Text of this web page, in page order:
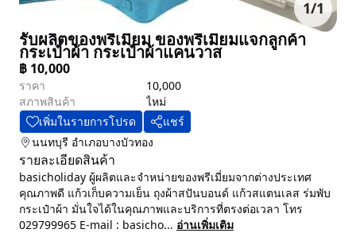
1/1
รับผลิตของพรีเมี่ยม ของพรีเมี่ยมแจกลูกค้า
กระเป๋าผ้า กระเป๋าผ้าแคนวาส
฿ 10,000
ราคา
10,000
สภาพสินค้า
ไหม่
เพิ่มในรายการโปรด
แชร์
นนทบุรี อำเภอบางบัวทอง
รายละเอียดสินค้า
basicholiday ผู้ผลิตและจำหน่ายของพรีเมี่ยมจากต่างประเทศ
คุณภาพดี แก้วเก็บความเย็น ถุงผ้าสปันบอนด์ แก้วสแตนเลส ร่มพับ
กระเป๋าผ้า มั่นใจได้ในคุณภาพและบริการที่ตรงต่อเวลา โทร
029799965 E-mail : basicho... อ่านเพิ่มเติม